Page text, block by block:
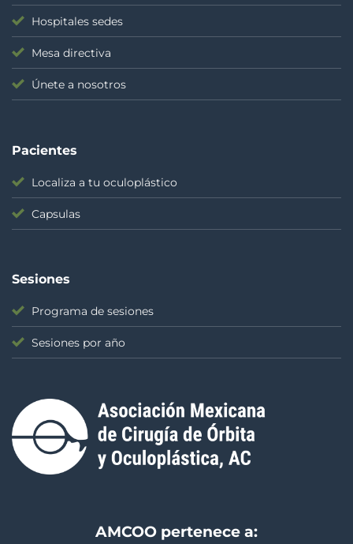
Hospitales sedes
Mesa directiva
Únete a nosotros
Pacientes
Localiza a tu oculoplástico
Capsulas
Sesiones
Programa de sesiones
Sesiones por año
AMCOO pertenece a: